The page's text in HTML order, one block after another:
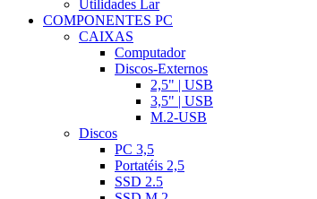
Utilidades Lar
COMPONENTES PC
CAIXAS
Computador
Discos-Externos
2,5" | USB
3,5" | USB
M.2-USB
Discos
PC 3,5
Portatéis 2,5
SSD 2.5